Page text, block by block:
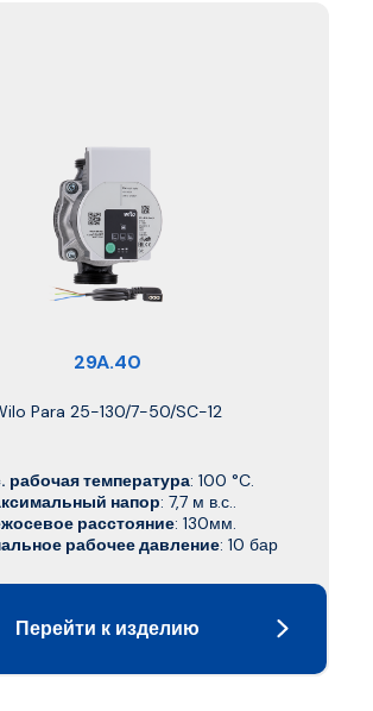
29A.40
Para 25-130/7-50/SC-12
рабочая температура: 100 °C.
напор: 7,7 м в.с..
расстояние: 130мм.
рабочее давление: 10 бар
Перейти к изделию